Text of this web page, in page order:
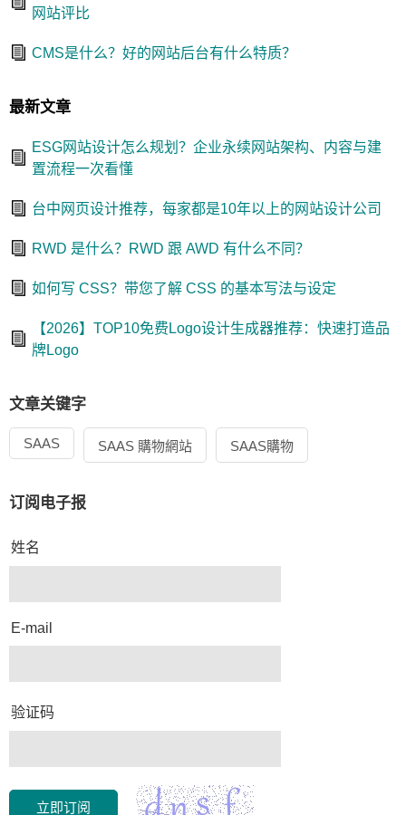
网站评比
CMS是什么？好的网站后台有什么特质？
最新文章
ESG网站设计怎么规划？企业永续网站架构、内容与建
置流程一次看懂
台中网页设计推荐，每家都是10年以上的网站设计公司
RWD 是什么？RWD 跟 AWD 有什么不同？
如何写 CSS？带您了解 CSS 的基本写法与设定
【2026】TOP10免费Logo设计生成器推荐：快速打造品
牌Logo
文章关键字
SAAS SAAS 購物網站 SAAS購物
订阅电子报
姓名
E-mail
验证码
立即订阅